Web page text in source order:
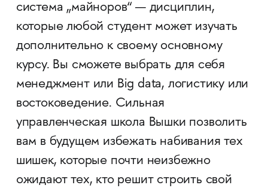
система „майноров“ — дисциплин,
которые любой студент может изучать
дополнительно к своему основному
курсу. Вы сможете выбрать для себя
менеджмент или Big data, логистику или
востоковедение. Сильная
управленческая школа Вышки позволить
вам в будущем избежать набивания тех
шишек, которые почти неизбежно
ожидают тех, кто решит строить свой